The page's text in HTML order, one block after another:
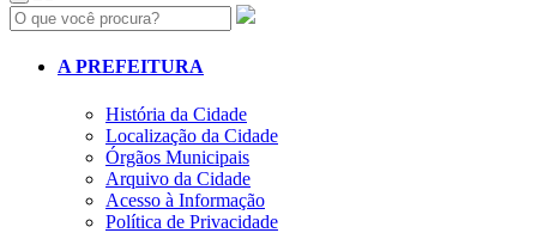
Search:
A PREFEITURA
História da Cidade
Localização da Cidade
Órgãos Municipais
Arquivo da Cidade
Acesso à Informação
Política de Privacidade